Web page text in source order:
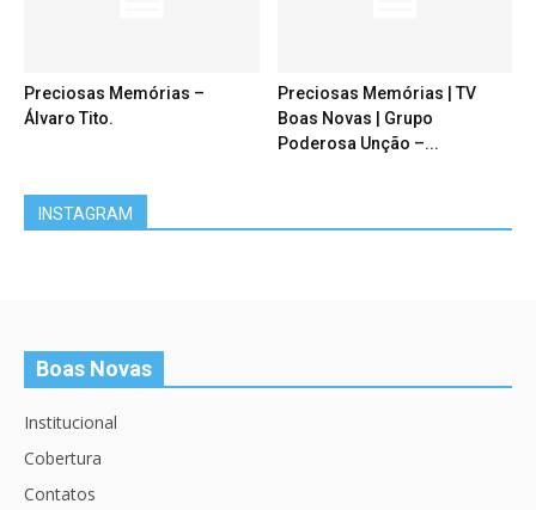
Preciosas Memórias –
Álvaro Tito.
Preciosas Memórias | TV
Boas Novas | Grupo
Poderosa Unção –...
INSTAGRAM
Boas Novas
Institucional
Cobertura
Contatos